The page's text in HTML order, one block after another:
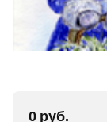
0 руб.